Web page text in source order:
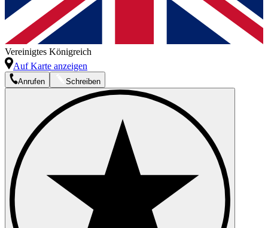
Vereinigtes Königreich
Auf Karte anzeigen
Anrufen Schreiben